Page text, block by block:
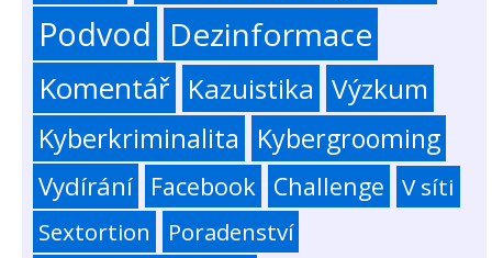
Podvod Dezinformace
Komentář Kazuistika Výzkum
Kyberkriminalita Kybergrooming
Vydírání Facebook Challenge
V síti
Sextortion
Poradenství